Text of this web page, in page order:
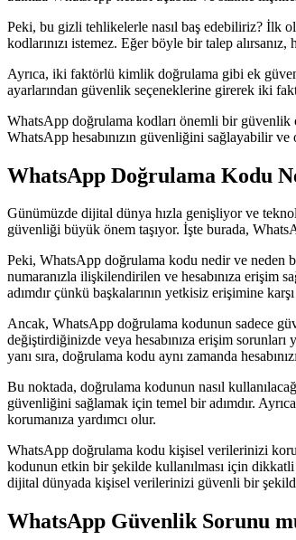
Peki, bu gizli tehlikelerle nasıl baş edebiliriz? İlk
kodlarınızı istemez. Eğer böyle bir talep
Ayrıca, iki faktörlü kimlik doğrulama gibi ek
ayarlarından güvenlik seçeneklerine girerek iki
WhatsApp doğrulama kodları önemli bir
WhatsApp hesabınızın güvenliğini sağlayabilir ve
WhatsApp Doğrulama Kodu
Günümüzde dijital dünya hızla genişliyor ve
güvenliği büyük önem taşıyor. İşte burada,
Peki, WhatsApp doğrulama kodu nedir ve neden
numaranızla ilişkilendirilen ve hesabınıza erişim
adımdır çünkü başkalarının yetkisiz erişimine
Ancak, WhatsApp doğrulama kodunun sadece
değiştirdiğinizde veya hesabınıza erişim sorunları
yanı sıra, doğrulama kodu aynı zamanda
Bu noktada, doğrulama kodunun nasıl
güvenliğini sağlamak için temel bir adımdır.
korumanıza yardımcı olur.
WhatsApp doğrulama kodu kişisel verilerinizi
kodunun etkin bir şekilde kullanılması için
dijital dünyada kişisel verilerinizi güvenli bir
WhatsApp Güvenlik Sorunu